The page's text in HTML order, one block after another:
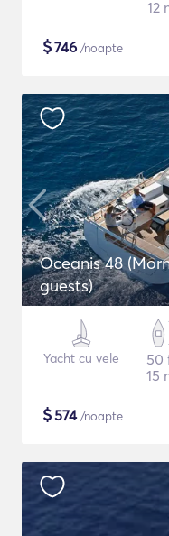
12
$746 /noapte
Oceanis 48
guests)
Yacht cu vele
50
15
$574/noapte